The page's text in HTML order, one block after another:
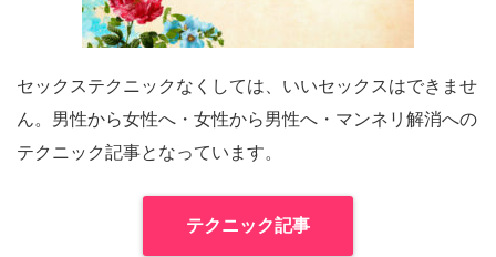
セックステクニックなくしては、いいセックスはできませ
ん。男性から女性へ・女性から男性へ・マンネリ解消への
テクニック記事となっています。
テクニック記事